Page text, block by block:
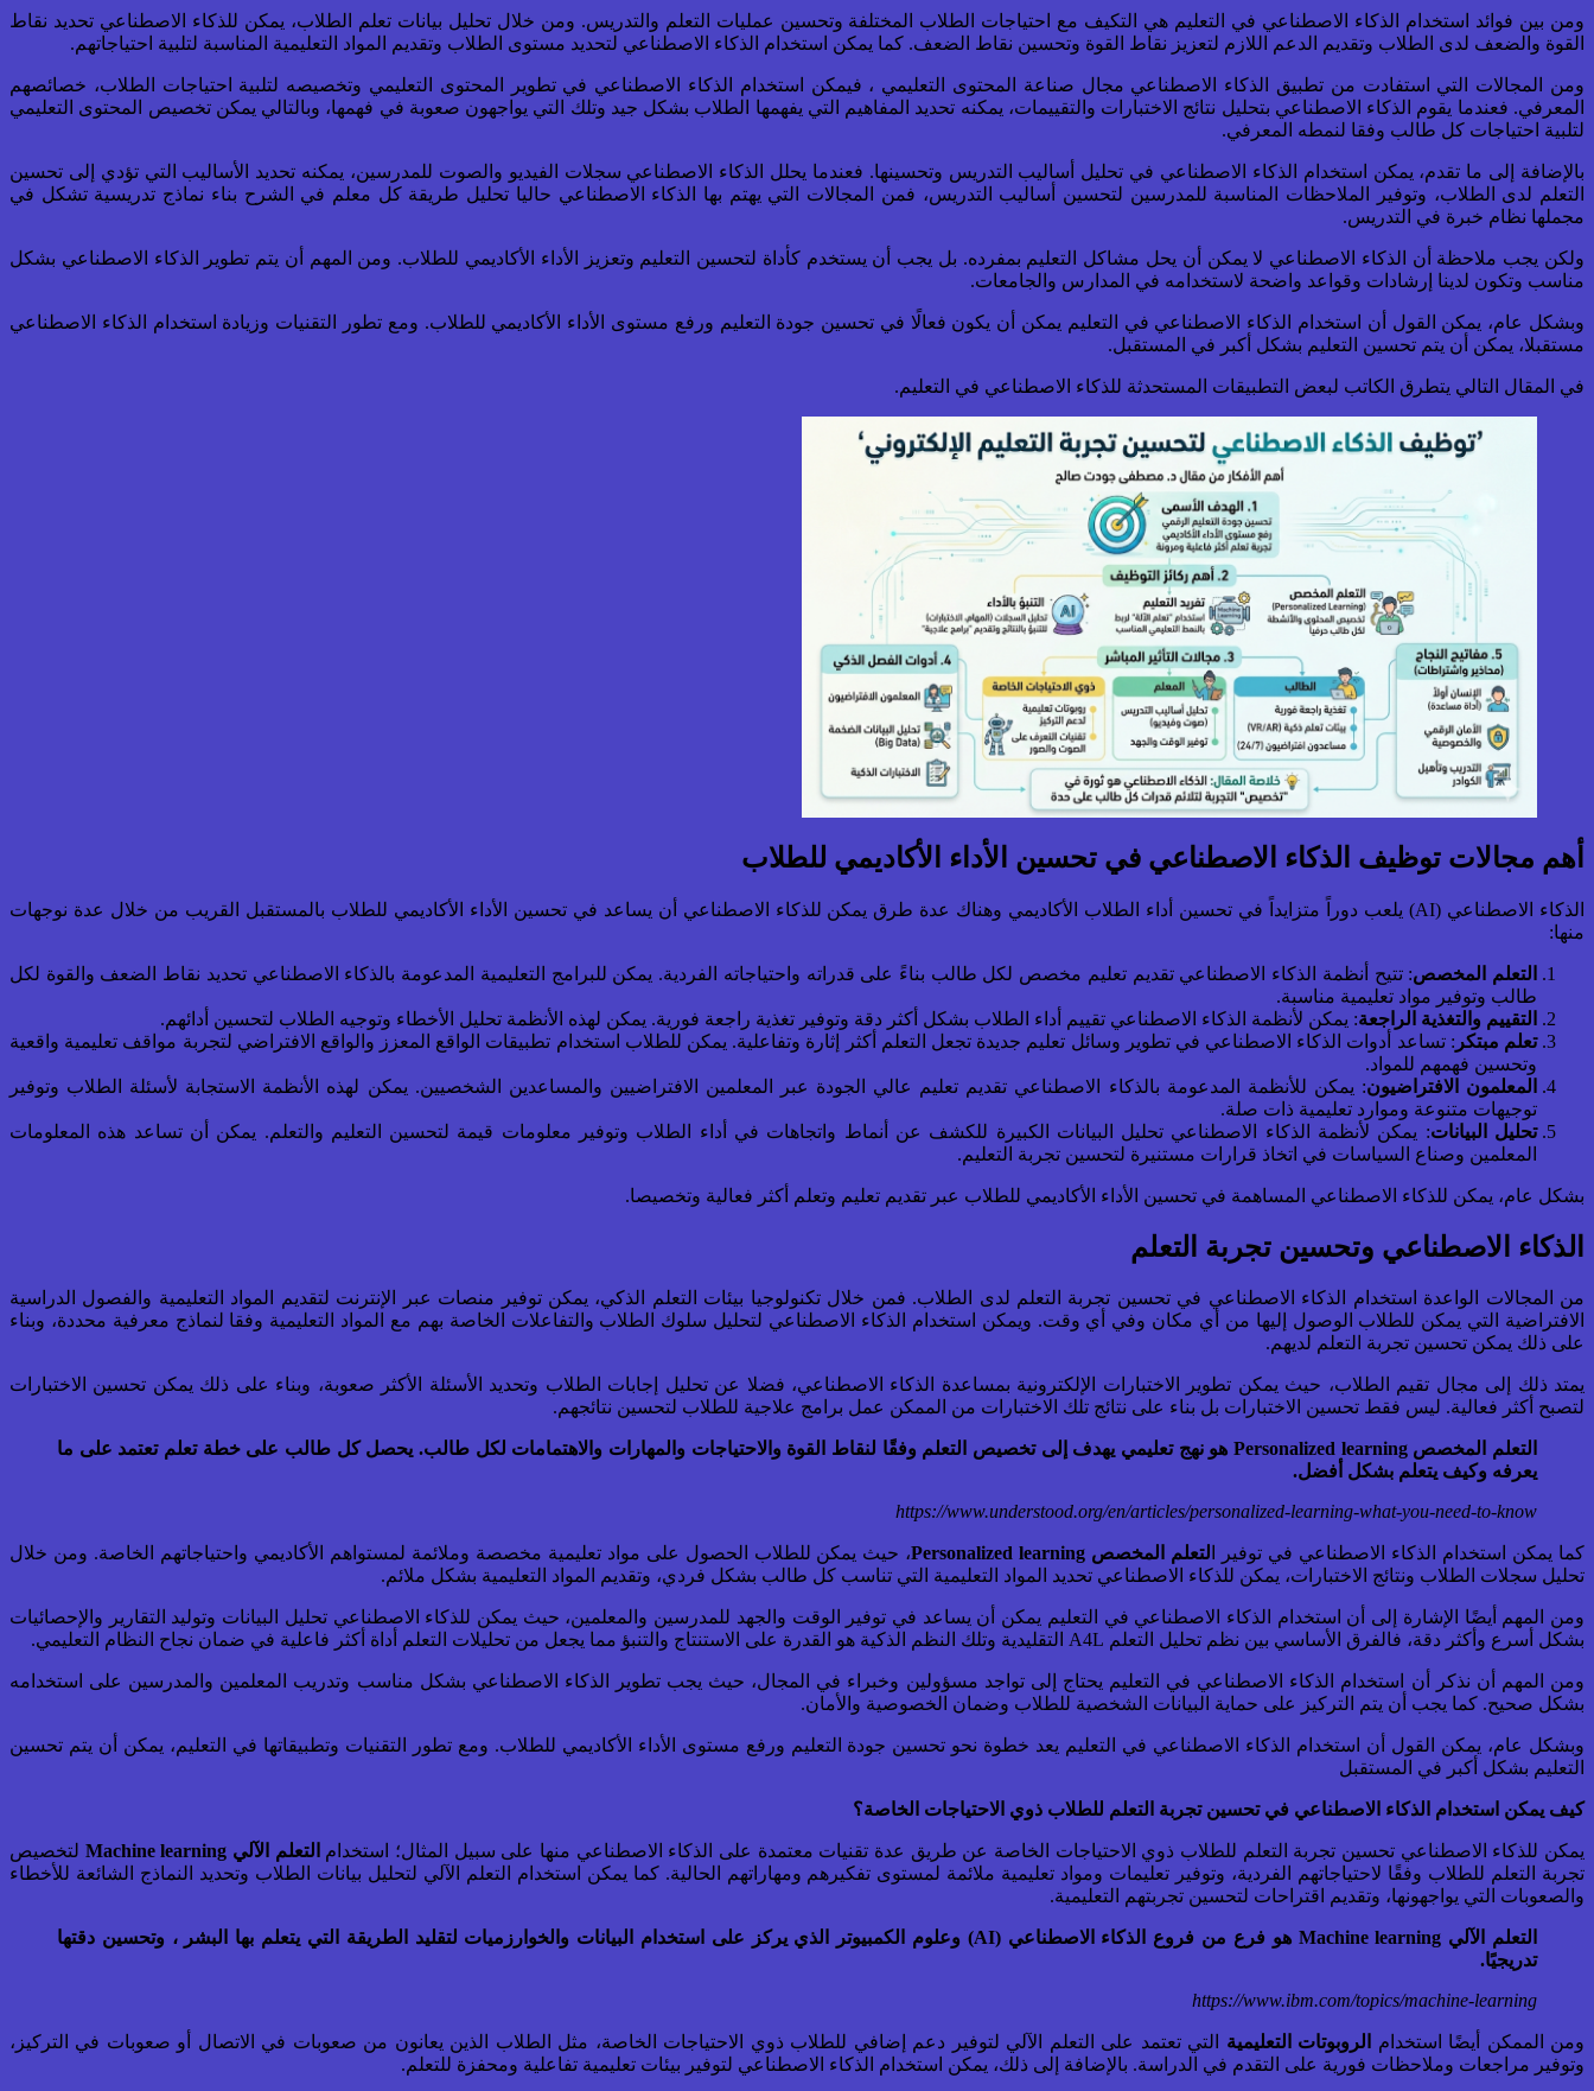
ومن بين فوائد استخدام الذكاء الاصطناعي في التعليم هي التكيف مع احتياجات الطلاب المختلفة وتحسين عمليات التعلم والتدريس. ومن خلال تحليل بيانات تعلم الطلاب، يمكن للذكاء الاصطناعي تحديد نقاط
القوة والضعف لدى الطلاب وتقديم الدعم اللازم لتعزيز نقاط القوة وتحسين نقاط الضعف. كما يمكن استخدام الذكاء الاصطناعي لتحديد مستوى الطلاب وتقديم المواد التعليمية المناسبة لتلبية احتياجاتهم.
ومن المجالات التي استفادت من تطبيق الذكاء الاصطناعي مجال صناعة المحتوى التعليمي ، فيمكن استخدام الذكاء الاصطناعي في تطوير المحتوى التعليمي وتخصيصه لتلبية احتياجات الطلاب، خصائصهم
المعرفي. فعندما يقوم الذكاء الاصطناعي بتحليل نتائج الاختبارات والتقييمات، يمكنه تحديد المفاهيم التي يفهمها الطلاب بشكل جيد وتلك التي يواجهون صعوبة في فهمها، وبالتالي يمكن تخصيص المحتوى التعليمي
لتلبية احتياجات كل طالب وفقا لنمطه المعرفي.
بالإضافة إلى ما تقدم، يمكن استخدام الذكاء الاصطناعي في تحليل أساليب التدريس وتحسينها. فعندما يحلل الذكاء الاصطناعي سجلات الفيديو والصوت للمدرسين، يمكنه تحديد الأساليب التي تؤدي إلى تحسين
التعلم لدى الطلاب، وتوفير الملاحظات المناسبة للمدرسين لتحسين أساليب التدريس، فمن المجالات التي يهتم بها الذكاء الاصطناعي حاليا تحليل طريقة كل معلم في الشرح بناء نماذج تدريسية تشكل في
مجملها نظام خبرة في التدريس.
ولكن يجب ملاحظة أن الذكاء الاصطناعي لا يمكن أن يحل مشاكل التعليم بمفرده. بل يجب أن يستخدم كأداة لتحسين التعليم وتعزيز الأداء الأكاديمي للطلاب. ومن المهم أن يتم تطوير الذكاء الاصطناعي بشكل
مناسب وتكون لدينا إرشادات وقواعد واضحة لاستخدامه في المدارس والجامعات.
وبشكل عام، يمكن القول أن استخدام الذكاء الاصطناعي في التعليم يمكن أن يكون فعالًا في تحسين جودة التعليم ورفع مستوى الأداء الأكاديمي للطلاب. ومع تطور التقنيات وزيادة استخدام الذكاء الاصطناعي
مستقبلا، يمكن أن يتم تحسين التعليم بشكل أكبر في المستقبل.
في المقال التالي يتطرق الكاتب لبعض التطبيقات المستحدثة للذكاء الاصطناعي في التعليم.
أهم مجالات توظيف الذكاء الاصطناعي في تحسين الأداء الأكاديمي للطلاب
الذكاء الاصطناعي (AI) يلعب دوراً متزايداً في تحسين أداء الطلاب الأكاديمي وهناك عدة طرق يمكن للذكاء الاصطناعي أن يساعد في تحسين الأداء الأكاديمي للطلاب بالمستقبل القريب من خلال عدة نوجهات
منها:
التعلم المخصص: تتيح أنظمة الذكاء الاصطناعي تقديم تعليم مخصص لكل طالب بناءً على قدراته واحتياجاته الفردية. يمكن للبرامج التعليمية المدعومة بالذكاء الاصطناعي تحديد نقاط الضعف والقوة لكل
طالب وتوفير مواد تعليمية مناسبة.
التقييم والتغذية الراجعة: يمكن لأنظمة الذكاء الاصطناعي تقييم أداء الطلاب بشكل أكثر دقة وتوفير تغذية راجعة فورية. يمكن لهذه الأنظمة تحليل الأخطاء وتوجيه الطلاب لتحسين أدائهم.
تعلم مبتكر : تساعد أدوات الذكاء الاصطناعي في تطوير وسائل تعليم جديدة تجعل التعلم أكثر إثارة وتفاعلية. يمكن للطلاب استخدام تطبيقات الواقع المعزز والواقع الافتراضي لتجربة مواقف تعليمية واقعية
وتحسين فهمهم للمواد.
المعلمون الافتراضيون: يمكن للأنظمة المدعومة بالذكاء الاصطناعي تقديم تعليم عالي الجودة عبر المعلمين الافتراضيين والمساعدين الشخصيين. يمكن لهذه الأنظمة الاستجابة لأسئلة الطلاب وتوفير
توجيهات متنوعة وموارد تعليمية ذات صلة.
تحليل البيانات: يمكن لأنظمة الذكاء الاصطناعي تحليل البيانات الكبيرة للكشف عن أنماط واتجاهات في أداء الطلاب وتوفير معلومات قيمة لتحسين التعليم والتعلم. يمكن أن تساعد هذه المعلومات
المعلمين وصناع السياسات في اتخاذ قرارات مستنيرة لتحسين تجربة التعليم.
بشكل عام، يمكن للذكاء الاصطناعي المساهمة في تحسين الأداء الأكاديمي للطلاب عبر تقديم تعليم وتعلم أكثر فعالية وتخصيصا.
الذكاء الاصطناعي وتحسين تجربة التعلم
من المجالات الواعدة استخدام الذكاء الاصطناعي في تحسين تجربة التعلم لدى الطلاب. فمن خلال تكنولوجيا بيئات التعلم الذكي، يمكن توفير منصات عبر الإنترنت لتقديم المواد التعليمية والفصول الدراسية
الافتراضية التي يمكن للطلاب الوصول إليها من أي مكان وفي أي وقت. ويمكن استخدام الذكاء الاصطناعي لتحليل سلوك الطلاب والتفاعلات الخاصة بهم مع المواد التعليمية وفقا لنماذج معرفية محددة، وبناء
على ذلك يمكن تحسين تجربة التعلم لديهم.
يمتد ذلك إلى مجال تقيم الطلاب، حيث يمكن تطوير الاختبارات الإلكترونية بمساعدة الذكاء الاصطناعي، فضلا عن تحليل إجابات الطلاب وتحديد الأسئلة الأكثر صعوبة، وبناء على ذلك يمكن تحسين الاختبارات
لتصبح أكثر فعالية. ليس فقط تحسين الاختبارات بل بناء على نتائج تلك الاختبارات من الممكن عمل برامج علاجية للطلاب لتحسين نتائجهم.
التعلم المخصصPersonalized learning هو نهج تعليمي يهدف إلى تخصيص التعلم وفقًا لنقاط القوة والاحتياجات والمهارات والاهتمامات لكل طالب. يحصل كل طالب على خطة تعلم تعتمد على ما
يعرفه وكيف يتعلم بشكل أفضل.
https://www.understood.org/en/articles/personalized-learning-what-you-need-to-know
كما يمكن استخدام الذكاء الاصطناعي في توفير ا لتعلم المخصص Personalized learning
، حيث يمكن للطلاب الحصول على مواد تعليمية مخصصة وملائمة لمستواهم الأكاديمي واحتياجاتهم الخاصة. ومن خلال
تحليل سجلات الطلاب ونتائج الاختبارات، يمكن للذكاء الاصطناعي تحديد المواد التعليمية التي تناسب كل طالب بشكل فردي، وتقديم المواد التعليمية بشكل ملائم.
ومن المهم أيضًا الإشارة إلى أن استخدام الذكاء الاصطناعي في التعليم يمكن أن يساعد في توفير الوقت والجهد للمدرسين والمعلمين، حيث يمكن للذكاء الاصطناعي تحليل البيانات وتوليد التقارير والإحصائيات
بشكل أسرع وأكثر دقة، فالفرق الأساسي بين نظم تحليل التعلم A4L التقليدية وتلك النظم الذكية هو القدرة على الاستنتاج والتنبؤ مما يجعل من تحليلات التعلم أداة أكثر فاعلية في ضمان نجاح النظام التعليمي.
ومن المهم أن نذكر أن استخدام الذكاء الاصطناعي في التعليم يحتاج إلى تواجد مسؤولين وخبراء في المجال، حيث يجب تطوير الذكاء الاصطناعي بشكل مناسب وتدريب المعلمين والمدرسين على استخدامه
بشكل صحيح. كما يجب أن يتم التركيز على حماية البيانات الشخصية للطلاب وضمان الخصوصية والأمان.
وبشكل عام، يمكن القول أن استخدام الذكاء الاصطناعي في التعليم يعد خطوة نحو تحسين جودة التعليم ورفع مستوى الأداء الأكاديمي للطلاب. ومع تطور التقنيات وتطبيقاتها في التعليم، يمكن أن يتم تحسين
التعليم بشكل أكبر في المستقبل
كيف يمكن استخدام الذكاء الاصطناعي في تحسين تجربة التعلم للطلاب ذوي الاحتياجات الخاصة؟
يمكن للذكاء الاصطناعي تحسين تجربة التعلم للطلاب ذوي الاحتياجات الخاصة عن طريق عدة تقنيات معتمدة على الذكاء الاصطناعي منها على سبيل المثال؛ استخدام التعلم الآلي Machine learning لتخصيص
تجربة التعلم للطلاب وفقًا لاحتياجاتهم الفردية، وتوفير تعليمات ومواد تعليمية ملائمة لمستوى تفكيرهم ومهاراتهم الحالية. كما يمكن استخدام التعلم الآلي لتحليل بيانات الطلاب وتحديد النماذج الشائعة للأخطاء
والصعوبات التي يواجهونها، وتقديم اقتراحات لتحسين تجربتهم التعليمية.
التعلم الآلي Machine learning
هو فرع من فروع الذكاء الاصطناعي (AI) وعلوم الكمبيوتر الذي يركز على استخدام البيانات والخوارزميات لتقليد الطريقة التي يتعلم بها البشر ، وتحسين دقتها
تدريجيًا.
https://www.ibm.com/topics/machine-learning
ومن الممكن أيضًا استخدام الروبوتات التعليمية التي تعتمد على التعلم الآلي لتوفير دعم إضافي للطلاب ذوي الاحتياجات الخاصة، مثل الطلاب الذين يعانون من صعوبات في الاتصال أو صعوبات في التركيز،
وتوفير مراجعات وملاحظات فورية على التقدم في الدراسة. بالإضافة إلى ذلك، يمكن استخدام الذكاء الاصطناعي لتوفير بيئات تعليمية تفاعلية ومحفزة للتعلم.